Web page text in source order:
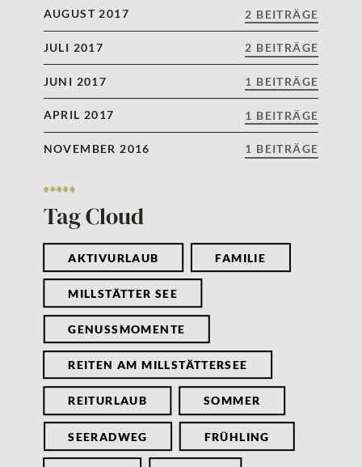
AUGUST 2017 2 BEITRÄGE
JULI 2017 2 BEITRÄGE
JUNI 2017 1 BEITRÄGE
APRIL 2017 1 BEITRÄGE
NOVEMBER 2016 1 BEITRÄGE
Tag Cloud
AKTIVURLAUB FAMILIE
MILLSTÄTTER SEE
GENUSSMOMENTE
REITEN AM MILLSTÄTTERSEE
REITURLAUB SOMMER
SEERADWEG FRÜHLING